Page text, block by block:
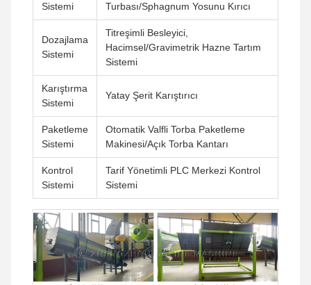
Sistemi
Turbası/Sphagnum Yosunu Kırıcı
Dozajlama
Sistemi
Titreşimli Besleyici,
Hacimsel/Gravimetrik Hazne Tartım
Sistemi
Karıştırma
Sistemi
Yatay Şerit Karıştırıcı
Paketleme
Sistemi
Otomatik Valfli Torba Paketleme
Makinesi/Açık Torba Kantarı
Kontrol
Sistemi
Tarif Yönetimli PLC Merkezi Kontrol
Sistemi